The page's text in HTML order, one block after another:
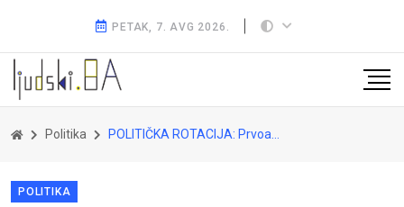
PETAK, 7. AVG 2026.
Politika POLITIČKA ROTACIJA: Prvoaprilsku mijenja prvomajska vlada, Nikšićeva šansa za popravni
POLITIKA